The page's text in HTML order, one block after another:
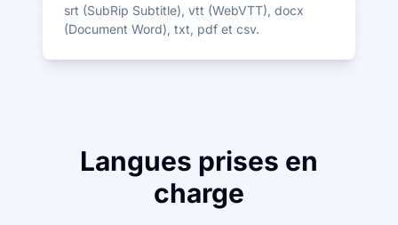
srt (SubRip Subtitle), vtt (WebVTT), docx
(Document Word), txt, pdf et csv.
Langues prises en
charge